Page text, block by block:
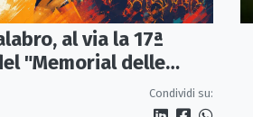
al via la 17ª
"Memorial delle
Condividi su: